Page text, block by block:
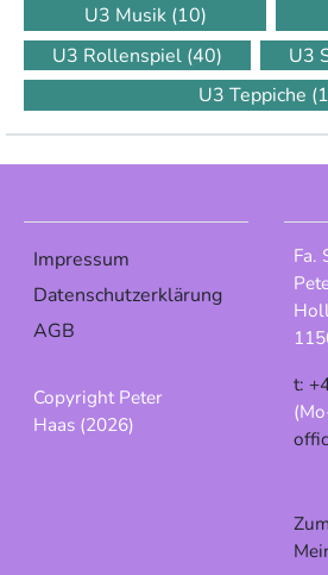
U3 Musik (10)
U3 Rollenspiel (40) U3
U3 Teppiche
Impressum
Datenschutzerklärung
AGB
Copyright Peter
Haas (2026)
Fa.
t: